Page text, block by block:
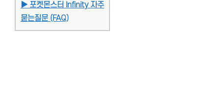
▶ 포켓몬스터 Infinity 자주
묻는질문 (FAQ)